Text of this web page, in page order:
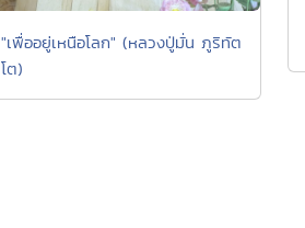
"เพื่ออยู่เหนือโลก" (หลวงปู่มั่น ภูริทัต
โต)